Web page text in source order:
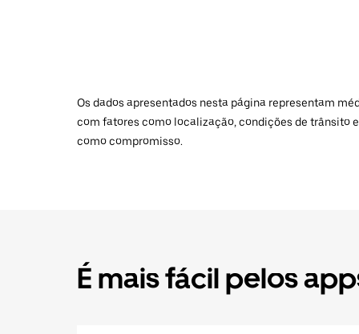
Os dados apresentados nesta página representam
com fatores como localização, condições de trânsito
como compromisso.
É mais fácil pelos